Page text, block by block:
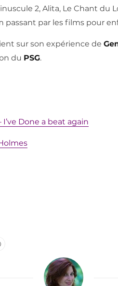
2, Alita, Le Chant du
passant par les films pour
sur son expérience de
du PSG.
I’ve Done a beat again